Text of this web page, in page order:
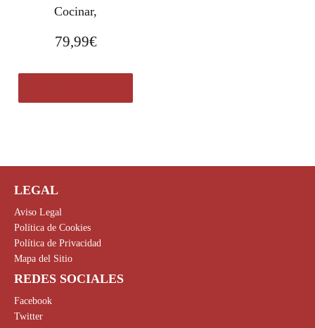
Cocinar,
79,99€
LEGAL
Aviso Legal
Política de Cookies
Política de Privacidad
Mapa del Sitio
REDES SOCIALES
Facebook
Twitter